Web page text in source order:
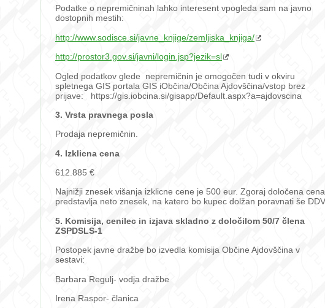
Podatke o nepremičninah lahko interesent vpogleda sam na javno
dostopnih mestih:
http://www.sodisce.si/javne_knjige/zemljiska_knjiga/
http://prostor3.gov.si/javni/login.jsp?jezik=sl
Ogled podatkov glede nepremičnin je omogočen tudi v okviru
spletnega GIS portala GIS iObčina/Občina Ajdovščina/vstop brez
prijave: https://gis.iobcina.si/gisapp/Default.aspx?a=ajdovscina
3. Vrsta pravnega posla
Prodaja nepremičnin.
4. Izklicna cena
612.885 €
Najnižji znesek višanja izklicne cene je 500 eur. Zgoraj določena cena
predstavlja neto znesek, na katero bo kupec dolžan poravnati še
5. Komisija, cenilec in izjava skladno z določilom 50/7 člena
ZSPDSLS-1
Postopek javne dražbe bo izvedla komisija Občine Ajdovščina v
sestavi:
Barbara Regulj- vodja dražbe
Irena Raspor- članica